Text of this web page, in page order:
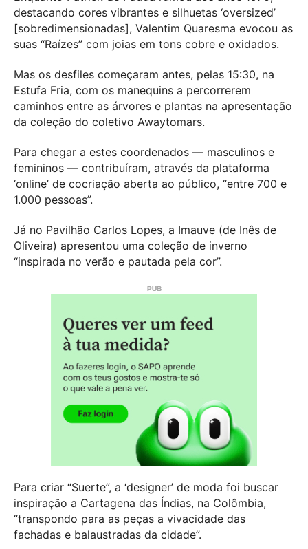
destacando cores vibrantes e silhuetas ‘oversized’
[sobredimensionadas], Valentim Quaresma evocou as
suas “Raízes” com joias em tons cobre e oxidados.
Mas os desfiles começaram antes, pelas 15:30, na
Estufa Fria, com os manequins a percorrerem
caminhos entre as árvores e plantas na apresentação
da coleção do coletivo Awaytomars.
Para chegar a estes coordenados — masculinos e
femininos — contribuíram, através da plataforma
‘online’ de cocriação aberta ao público, “entre 700 e
1.000 pessoas”.
Já no Pavilhão Carlos Lopes, a Imauve (de Inês de
Oliveira) apresentou uma coleção de inverno
“inspirada no verão e pautada pela cor”.
Para criar “Suerte”, a ‘designer’ de moda foi buscar
inspiração a Cartagena das Índias, na Colômbia,
“transpondo para as peças a vivacidade das
fachadas e balaustradas da cidade”.